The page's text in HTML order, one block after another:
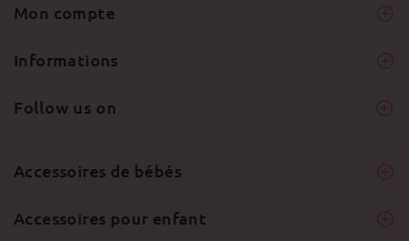
Mon compte
Informations
Follow us on
Accessoires de bébés
Accessoires pour enfant